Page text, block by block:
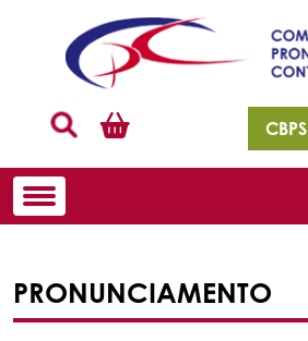
CBPS
PRONUNCIAMENTO